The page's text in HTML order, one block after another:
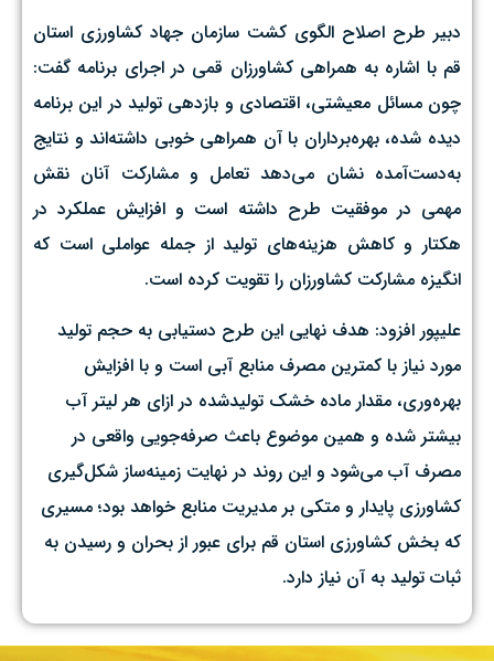
دبیر طرح اصلاح الگوی کشت سازمان جهاد کشاورزی استان
قم با اشاره به همراهی کشاورزان قمی در اجرای برنامه گفت:
چون مسائل معیشتی، اقتصادی و بازدهی تولید در این برنامه
دیده شده، بهره‌برداران با آن همراهی خوبی داشته‌اند و نتایج
به‌دست‌آمده نشان می‌دهد تعامل و مشارکت آنان نقش
مهمی در موفقیت طرح داشته است و افزایش عملکرد در
هکتار و کاهش هزینه‌های تولید از جمله عواملی است که
انگیزه مشارکت کشاورزان را تقویت کرده است.
علیپور افزود: هدف نهایی این طرح دستیابی به حجم تولید
مورد نیاز با کمترین مصرف منابع آبی است و با افزایش
بهره‌وری، مقدار ماده خشک تولیدشده در ازای هر لیتر آب
بیشتر شده و همین موضوع باعث صرفه‌جویی واقعی در
مصرف آب می‌شود و این روند در نهایت زمینه‌ساز شکل‌گیری
کشاورزی پایدار و متکی بر مدیریت منابع خواهد بود؛ مسیری
که بخش کشاورزی استان قم برای عبور از بحران و رسیدن به
ثبات تولید به آن نیاز دارد.